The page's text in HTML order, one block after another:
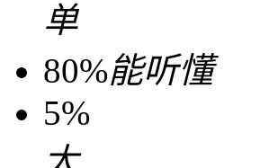
单
80%能听懂
5%